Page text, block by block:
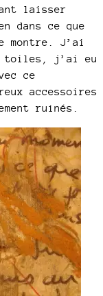
laisser
dans ce que
montre. J’ai
toiles, j’ai eu
ce
accessoires
ruinés.